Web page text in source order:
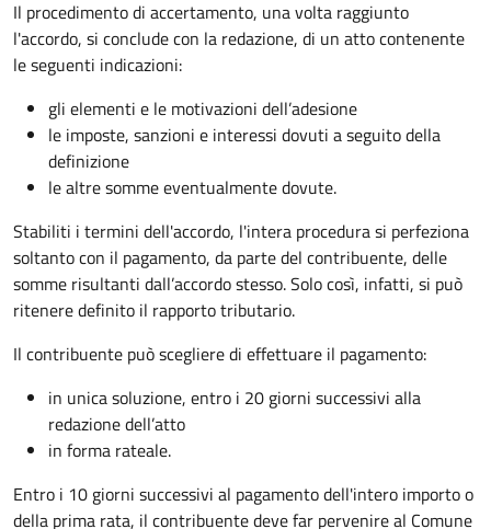
Il procedimento di accertamento, una volta raggiunto
l'accordo, si conclude con la redazione, di un atto contenente
le seguenti indicazioni:
gli elementi e le motivazioni dell’adesione
le imposte, sanzioni e interessi dovuti a seguito della
definizione
le altre somme eventualmente dovute.
Stabiliti i termini dell'accordo, l'intera procedura si perfeziona
soltanto con il pagamento, da parte del contribuente, delle
somme risultanti dall’accordo stesso. Solo così, infatti, si può
ritenere definito il rapporto tributario.
Il contribuente può scegliere di effettuare il pagamento:
in unica soluzione, entro i 20 giorni successivi alla
redazione dell’atto
in forma rateale.
Entro i 10 giorni successivi al pagamento dell'intero importo o
della prima rata, il contribuente deve far pervenire al Comune